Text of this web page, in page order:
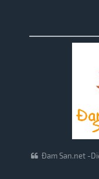
Đam San.net -